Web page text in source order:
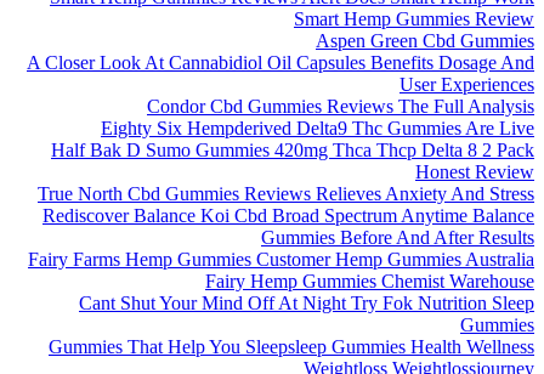
Smart Hemp Gummies Review
Aspen Green Cbd Gummies
A Closer Look At Cannabidiol Oil Capsules Benefits Dosage And
User Experiences
Condor Cbd Gummies Reviews The Full Analysis
Eighty Six Hempderived Delta9 Thc Gummies Are Live
Half Bak D Sumo Gummies 420mg Thca Thcp Delta 8 2 Pack
Honest Review
True North Cbd Gummies Reviews Relieves Anxiety And Stress
Rediscover Balance Koi Cbd Broad Spectrum Anytime Balance
Gummies Before And After Results
Fairy Farms Hemp Gummies Customer Hemp Gummies Australia
Fairy Hemp Gummies Chemist Warehouse
Cant Shut Your Mind Off At Night Try Fok Nutrition Sleep
Gummies
Gummies That Help You Sleepsleep Gummies Health Wellness
Weightloss Weightlossjourney